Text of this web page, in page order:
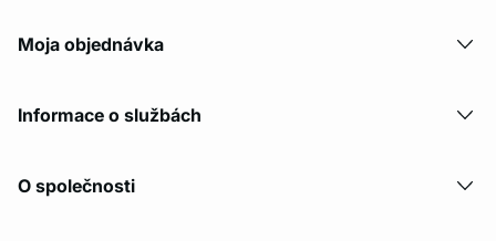
Moja objednávka
Informace o službách
O společnosti